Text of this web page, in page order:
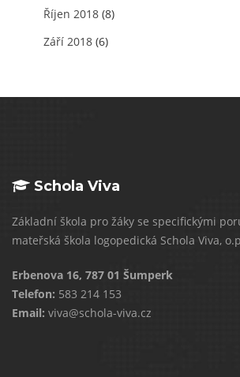
Říjen 2018 (8)
Září 2018 (6)
Schola Viva
Základní škola pro žáky se specifickými
mateřská škola logopedická Schola Viva,
Erbenova 16, 787 01 Šumperk
Telefon: 583 214 153
Email: viva@schola-viva.cz